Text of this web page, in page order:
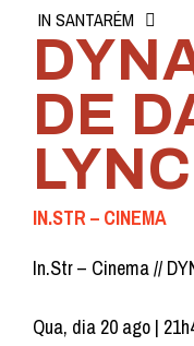
IN SANTARÉM
DE
IN.STR – CINEMA
In.Str – Cinema //
Qua, dia 20 ago |